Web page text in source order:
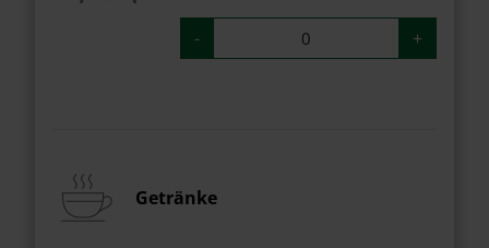
- +
Getränke